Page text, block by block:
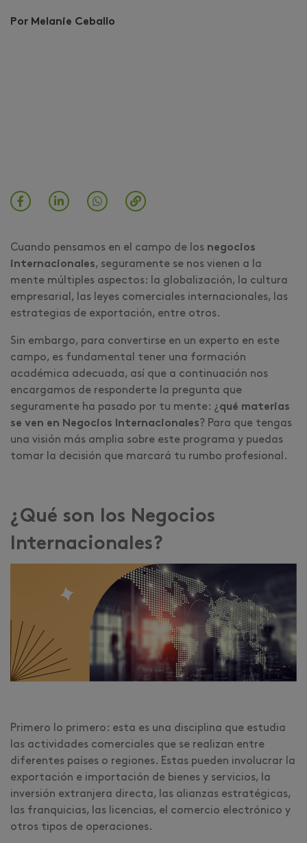
Por Melanie Ceballo
Cuando pensamos en el campo de los negocios
internacionales, seguramente se nos vienen a la
mente múltiples aspectos: la globalización, la cultura
empresarial, las leyes comerciales internacionales, las
estrategias de exportación, entre otros.
Sin embargo, para convertirse en un experto en este
campo, es fundamental tener una formación
académica adecuada, así que a continuación nos
encargamos de responderte la pregunta que
seguramente ha pasado por tu mente: ¿ qué materias
se ven en Negocios Internacionales? Para que tengas
una visión más amplia sobre este programa y puedas
tomar la decisión que marcará tu rumbo profesional.
¿Qué son los Negocios
Internacionales?
Primero lo primero: esta es una disciplina que estudia
las actividades comerciales que se realizan entre
diferentes países o regiones. Estas pueden involucrar la
exportación e importación de bienes y servicios, la
inversión extranjera directa, las alianzas estratégicas,
las franquicias, las licencias, el comercio electrónico y
otros tipos de operaciones.